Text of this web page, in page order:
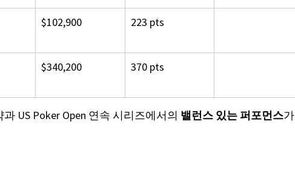
$102,900 223 pts
$340,200 370 pts
US Poker Open 연속 시리즈에서의 밸런스 있는 퍼포먼스가